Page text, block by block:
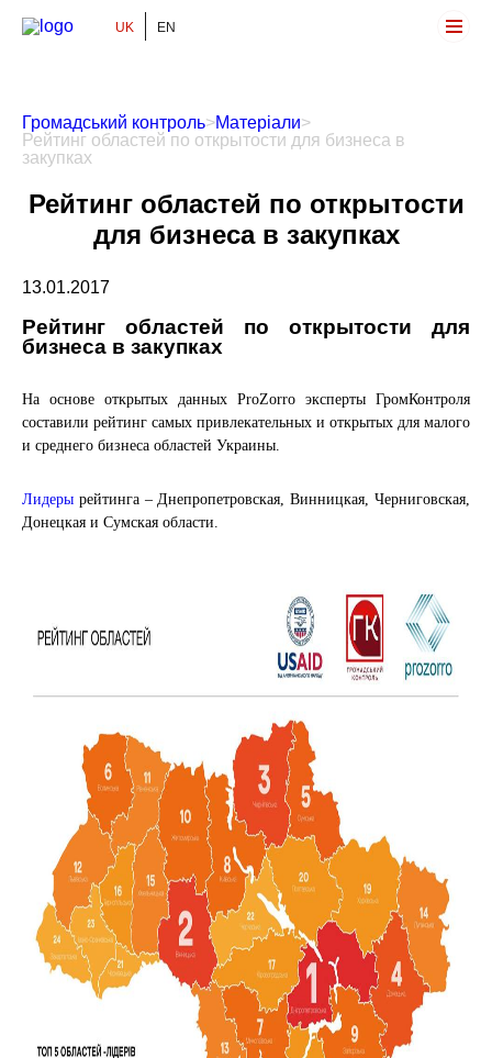
Громадський Контроль
UK EN
Громадський контроль>Матеріали>
Рейтинг областей по открытости для бизнеса в
закупках
Рейтинг областей по открытости
для бизнеса в закупках
13.01.2017
Рейтинг областей по открытости для
бизнеса в закупках
На основе открытых данных ProZorro эксперты ГромКонтроля
составили рейтинг самых привлекательных и открытых для малого
и среднего бизнеса областей Украины.
Лидеры рейтинга – Днепропетровская, Винницкая, Черниговская,
Донецкая и Сумская области.